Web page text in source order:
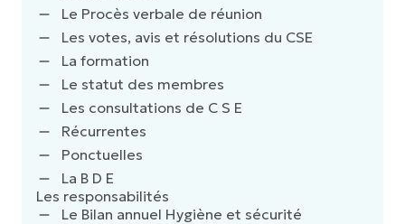
Le Procès verbale de réunion
Les votes, avis et résolutions du CSE
La formation
Le statut des membres
Les consultations de C S E
Récurrentes
Ponctuelles
La B D E
Les responsabilités
Le Bilan annuel Hygiène et sécurité